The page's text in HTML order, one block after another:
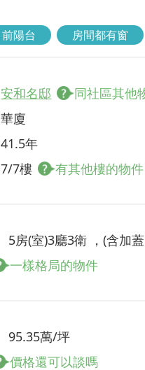
前陽台 房間都有窗
安和名邸
同社區其他
華廈
41.5年
7/7樓
有其他樓的物件
5房(室)3廳3衛 ，(含加
一樣格局的物件
95.35萬/坪
價格還可以談嗎